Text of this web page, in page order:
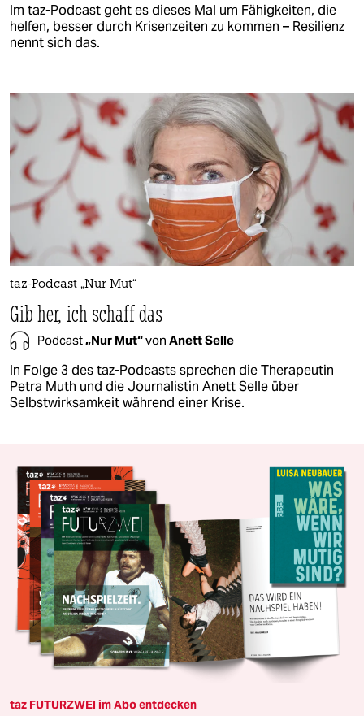
Im taz-Podcast geht es dieses Mal um Fähigkeiten, die
helfen, besser durch Krisenzeiten zu kommen – Resilienz
nennt sich das.
taz-Podcast „Nur Mut“
Gib her, ich schaff das
Podcast„Nur Mut“von Anett Selle
In Folge 3 des taz-Podcasts sprechen die Therapeutin
Petra Muth und die Journalistin Anett Selle über
Selbstwirksamkeit während einer Krise.
taz FUTURZWEI im Abo entdecken